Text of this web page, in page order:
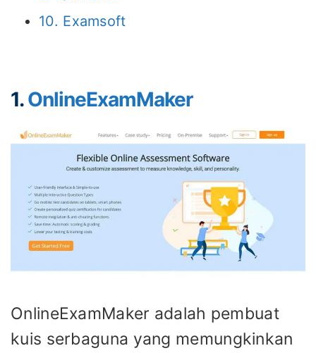
10. Examsoft
1.OnlineExamMaker
OnlineExamMaker adalah pembuat
kuis serbaguna yang memungkinkan